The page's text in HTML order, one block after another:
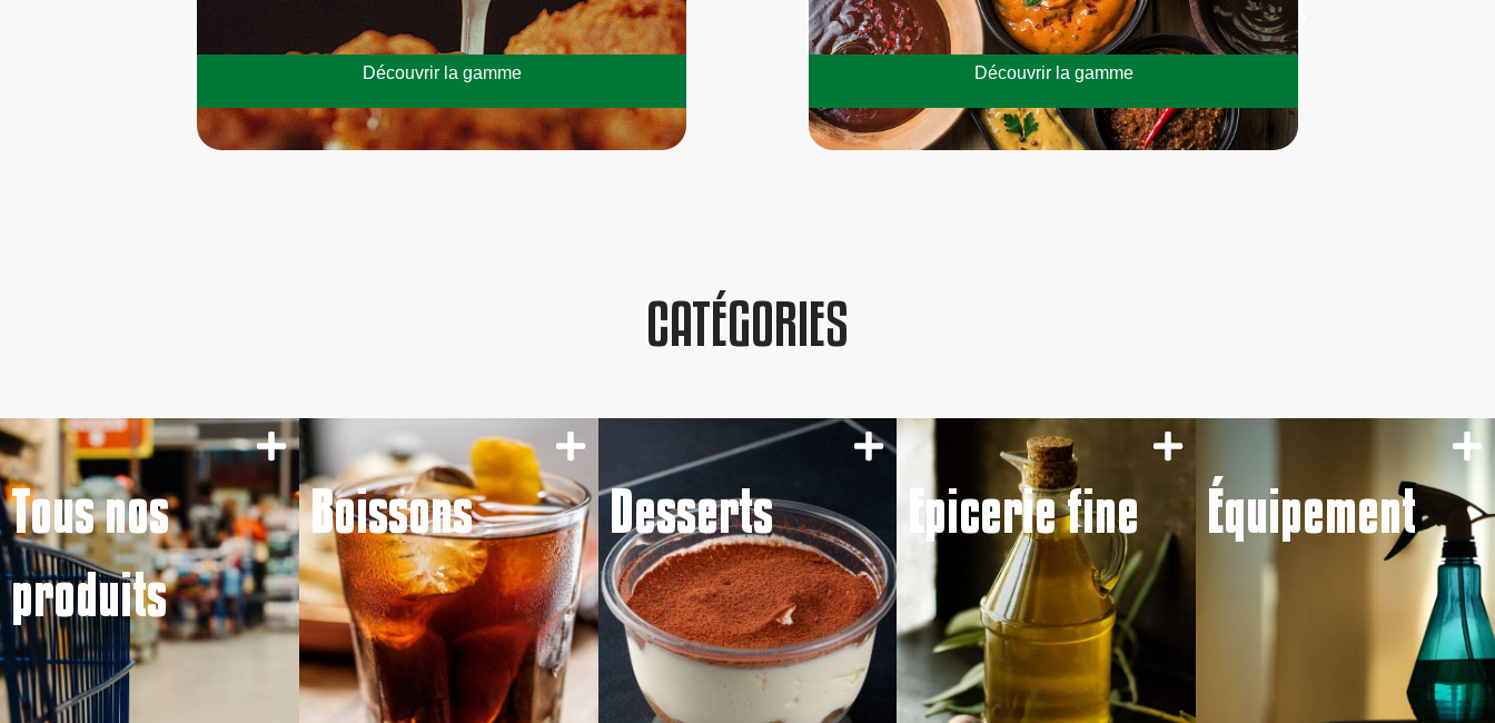
Découvrir la gamme Découvrir la gamme
CATÉGORIES
Tous nos
produits
Boissons Desserts Epicerie fine Équipement